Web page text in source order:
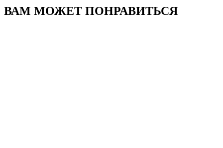
ВАМ МОЖЕТ ПОНРАВИТЬСЯ